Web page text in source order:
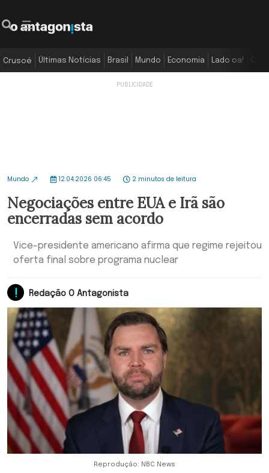
Crusoé Últimas Notícias Brasil Mundo Economia Lado oa!
Mundo 12.04.2026 06:45 2 minutos de leitura
Negociações entre EUA e Irã são
encerradas sem acordo
Vice-presidente americano afirma que regime rejeitou
oferta final sobre programa nuclear
Redação O Antagonista
Reprodução: NBC News